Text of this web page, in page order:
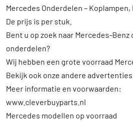
Mercedes Onderdelen – Koplampen,
De prijs is per stuk.
Bent u op zoek naar Mercedes-
onderdelen?
Wij hebben een grote voorraad
Bekijk ook onze andere
Meer informatie en voorwaarden:
www.cleverbuyparts.nl⁠
Mercedes modellen op voorraad